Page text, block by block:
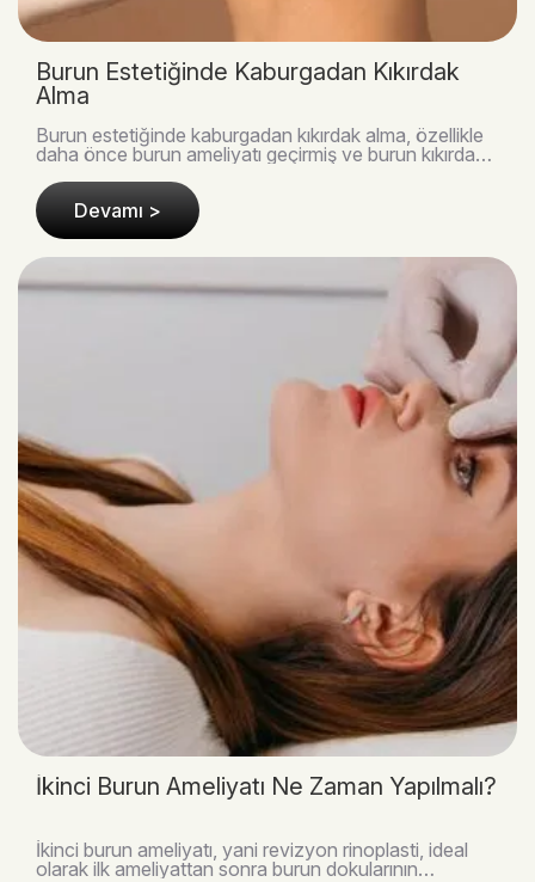
Burun Estetiğinde Kaburgadan Kıkırdak
Alma
Burun estetiğinde kaburgadan kıkırdak alma, özellikle
daha önce burun ameliyatı geçirmiş ve burun kıkırdak
Devamı >
İkinci Burun Ameliyatı Ne Zaman Yapılmalı?
İkinci burun ameliyatı, yani revizyon rinoplasti, ideal
olarak ilk ameliyattan sonra burun dokularının